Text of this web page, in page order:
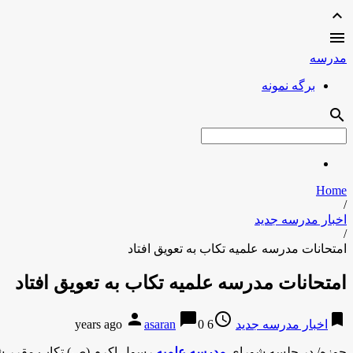
expand_less

مدرسه
برگه نمونه
search
Home
/
اخبار مدرسه جدید
/
امتحانات مدرسه علمیه تکاب به تعویق افتاد
امتحانات مدرسه علمیه تکاب به تعویق افتاد
bookmark اخبار مدرسه جدید access_time
6 years ago
person asaran chat_bubble0